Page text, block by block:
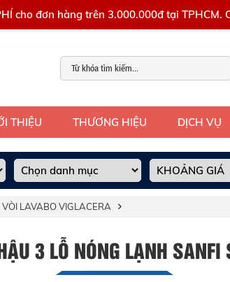
cho đơn hàng trên 3.000.000đ tại TPHCM.
THIỆU THƯƠNG HIỆU DỊCH VỤ
VÒI LAVABO VIGLACERA
3 LỖ NÓNG LẠNH SANFI